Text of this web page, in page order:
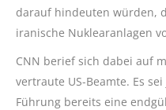
darauf hindeuten würden,
iranische Nuklearanlagen
CNN berief sich dabei auf
vertraute US-Beamte. Es
Führung bereits eine